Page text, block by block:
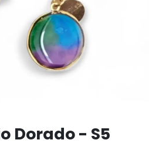
Dorado - S5